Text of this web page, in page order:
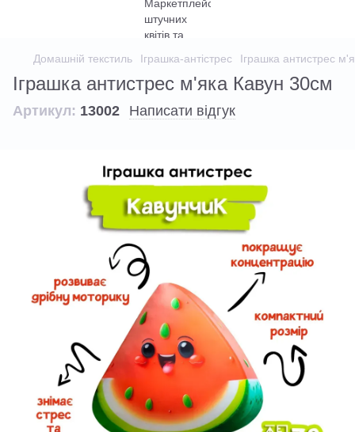
Домашній текстиль Іграшка-антістрес Іграшка антистрес
Іграшка антистрес м'яка Кавун 30см
Артикул: 13002 Написати відгук